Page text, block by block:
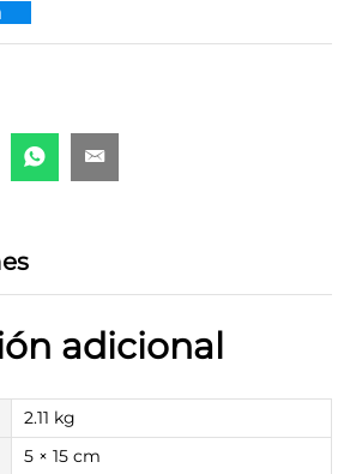
adicional
2.11 kg
5 × 15 cm